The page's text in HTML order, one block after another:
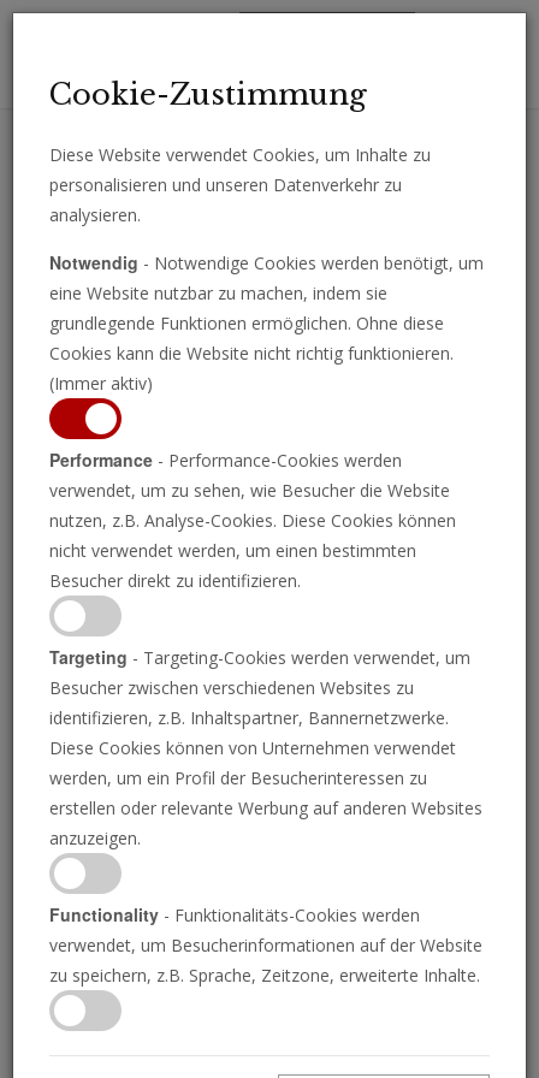
Erhalten Sie wichtige Analysen, Kommentare und Nachrichten
China sichert sich die
Kontrolle über neue
Seltenerdminen in
Myanmar
13.06.2025
Cookie-Zustimmung
Diese Website verwendet Cookies, um Inhalte zu
personalisieren und unseren Datenverkehr zu
analysieren.
Notwendig - Notwendige Cookies werden benötigt, um
eine Website nutzbar zu machen, indem sie
grundlegende Funktionen ermöglichen. Ohne diese
Cookies kann die Website nicht richtig funktionieren.
(Immer aktiv)
Performance - Performance-Cookies werden
verwendet, um zu sehen, wie Besucher die Website
nutzen, z.B. Analyse-Cookies. Diese Cookies können
nicht verwendet werden, um einen bestimmten
Besucher direkt zu identifizieren.
Targeting - Targeting-Cookies werden verwendet, um
Besucher zwischen verschiedenen Websites zu
identifizieren, z.B. Inhaltspartner, Bannernetzwerke.
Diese Cookies können von Unternehmen verwendet
werden, um ein Profil der Besucherinteressen zu
erstellen oder relevante Werbung auf anderen Websites
anzuzeigen.
Functionality - Funktionalitäts-Cookies werden
verwendet, um Besucherinformationen auf der Website
zu speichern, z.B. Sprache, Zeitzone, erweiterte Inhalte.